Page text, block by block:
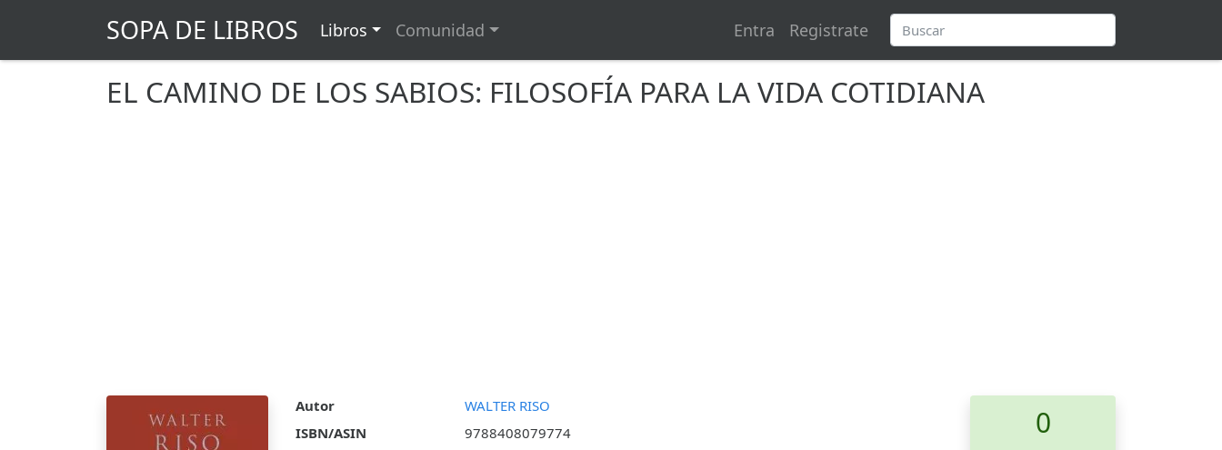
SOPA DE LIBROS Libros Comunidad Entra Registrate
EL CAMINO DE LOS SABIOS: FILOSOFÍA PARA LA VIDA COTIDIANA
Autor
WALTER RISO
ISBN/ASIN
9788408079774
0